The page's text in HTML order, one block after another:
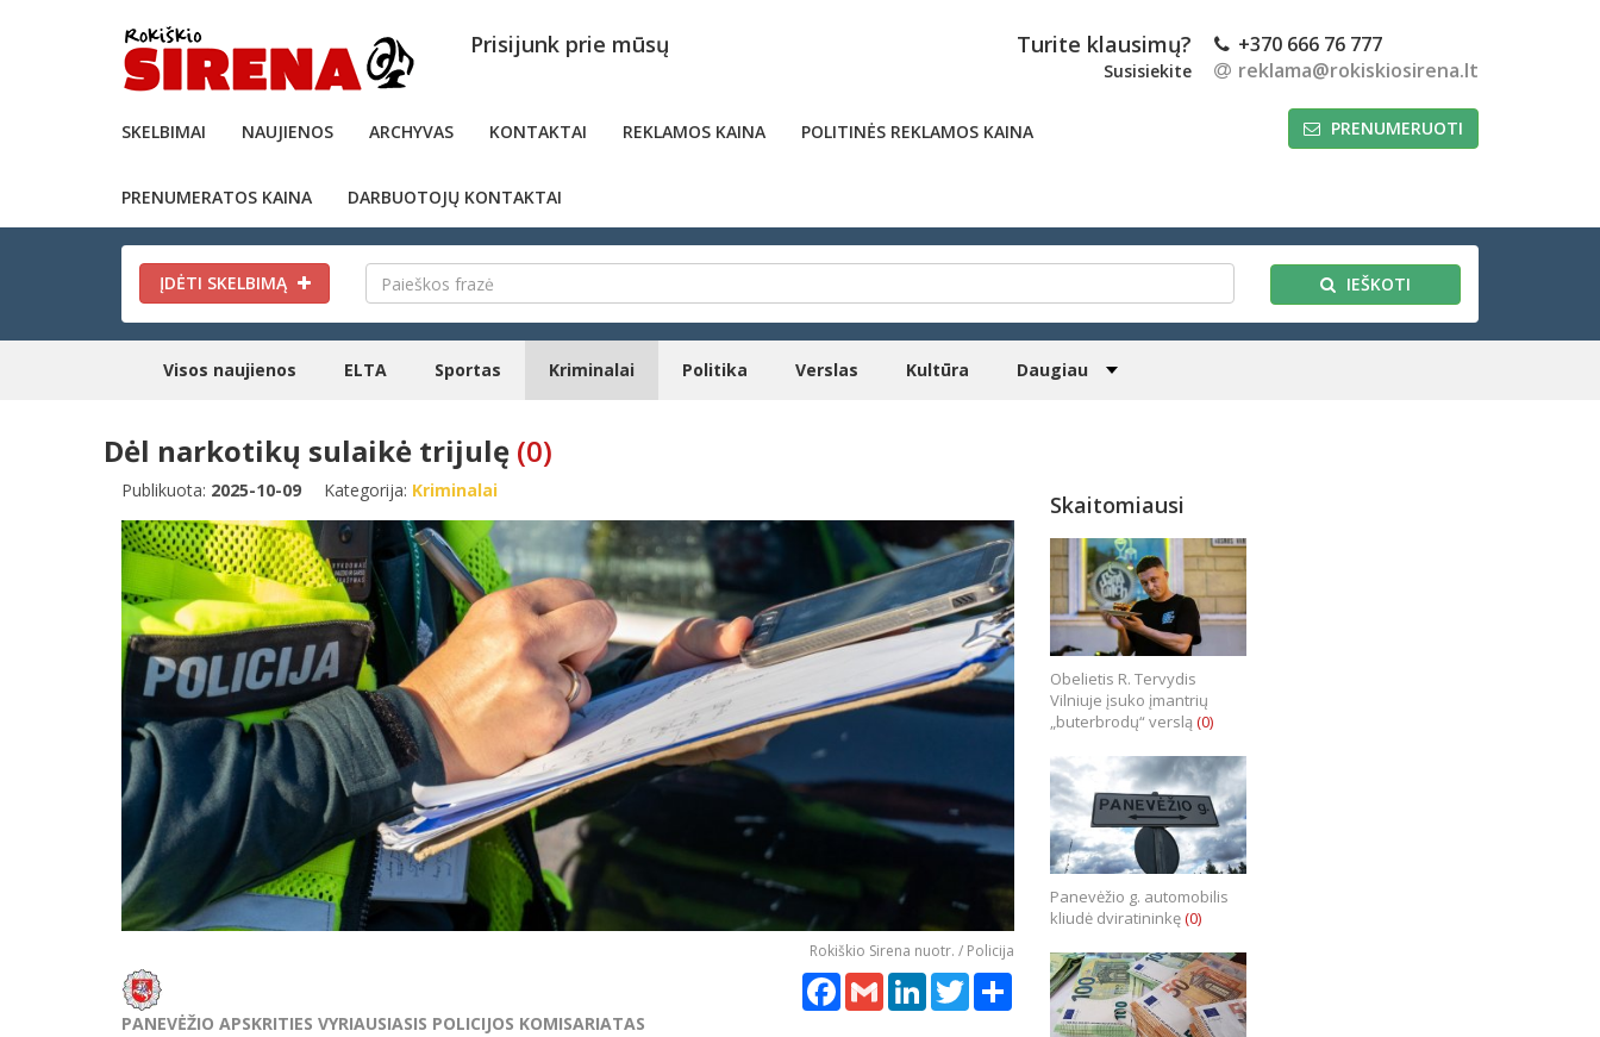
Prisijunk prie mūsų Turite klausimų?
Susisiekite
+370 666 76 777
reklama@rokiskiosirena.lt
SKELBIMAI NAUJIENOS ARCHYVAS KONTAKTAI REKLAMOS KAINA POLITINĖS REKLAMOS KAINA
PRENUMERATOS KAINA DARBUOTOJŲ KONTAKTAI
PRENUMERUOTI
ĮDĖTI SKELBIMĄ IEŠKOTI
Visos naujienos ELTA Sportas Kriminalai Politika Verslas Kultūra Daugiau
Dėl narkotikų sulaikė trijulę (0)
Publikuota: 2025-10-09 Kategorija: Kriminalai
Rokiškio Sirena nuotr. / Policija
PANEVĖŽIO APSKRITIES VYRIAUSIASIS POLICIJOS KOMISARIATAS
Facebook
GmailLinkedInTwitterShare
Skaitomiausi
Obelietis R. Tervydis
Vilniuje įsuko įmantrių
„buterbrodų“ verslą (0)
Panevėžio g. automobilis
kliudė dviratininkę(0)